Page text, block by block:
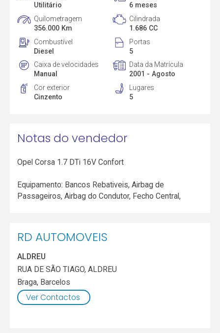
Utilitário
6 meses
Quilometragem
356.000 Km
Cilindrada
1.686 CC
Combustível
Diesel
Portas
5
Caixa de velocidades
Manual
Data da Matrícula
2001 - Agosto
Cor exterior
Cinzento
Lugares
5
Notas do vendedor
Opel Corsa 1.7 DTi 16V Confort
Equipamento: Bancos Rebativeis, Airbag de
Passageiros, Airbag do Condutor, Fecho Central,
RD AUTOMOVEIS
ALDREU
RUA DE SÃO TIAGO, ALDREU
Braga, Barcelos
Ver Contactos